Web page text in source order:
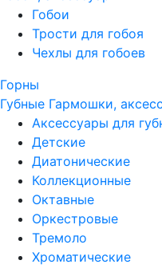
Гобои
Трости для гобоя
Чехлы для гобоев
Горны
Губные Гармошки,
Аксессуары для
Детские
Диатонические
Коллекционные
Октавные
Оркестровые
Тремоло
Хроматические